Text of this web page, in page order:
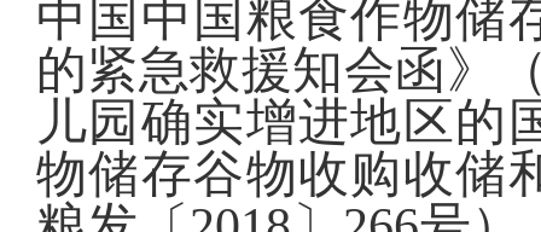
中国中国粮食作物储
的紧急救援知会函》
儿园确实增进地区的
物储存谷物收购收储